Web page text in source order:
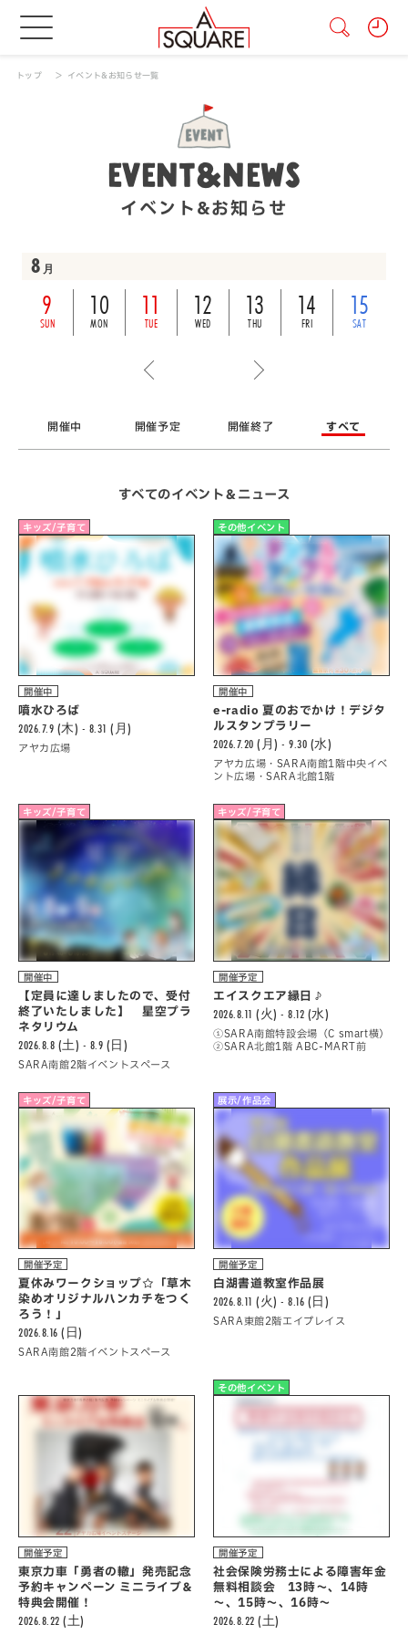
トップ イベント&お知らせ一覧
EVENT&NEWS
イベント&お知らせ
8 月
9
SUN
10
MON
11
TUE
12
WED
13
THU
14
FRI
15
SAT
開催中 開催予定 開催終了 すべて
すべてのイベント＆ニュース
キッズ/子育て
開催中
噴水ひろば
2026.7.9 (木) - 8.31 (月)
アヤカ広場
その他イベント
開催中
e-radio 夏のおでかけ！デジタ
ルスタンプラリー
2026.7.20 (月) - 9.30 (水)
アヤカ広場・SARA南館1階中央イベ
ント広場・SARA北館1階
キッズ/子育て
開催中
【定員に達しましたので、受付
終了いたしました】 星空プラ
ネタリウム
2026.8.8 (土) - 8.9 (日)
SARA南館2階イベントスペース
キッズ/子育て
開催予定
エイスクエア縁日♪
2026.8.11 (火) - 8.12 (水)
①SARA南館特設会場（C smart横）
②SARA北館1階 ABC-MART前
キッズ/子育て
開催予定
夏休みワークショップ☆「草木
染めオリジナルハンカチをつく
ろう！」
2026.8.16 (日)
SARA南館2階イベントスペース
展示/作品会
開催予定
白湖書道教室作品展
2026.8.11 (火) - 8.16 (日)
SARA東館2階エイプレイス
開催予定
東京力車「勇者の轍」発売記念
予約キャンペーン ミニライブ＆
特典会開催！
2026.8.22 (土)
その他イベント
開催予定
社会保険労務士による障害年金
無料相談会 13時～、14時
～、15時～、16時～
2026.8.22 (土)